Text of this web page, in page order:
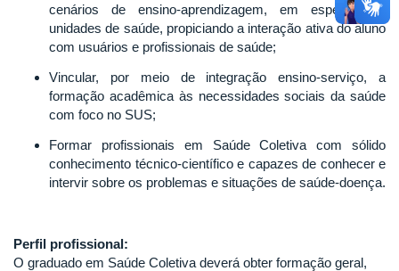
cenários de ensino-aprendizagem, em especial as
unidades de saúde, propiciando a interação ativa do aluno
com usuários e profissionais de saúde;
Vincular, por meio de integração ensino-serviço, a
formação acadêmica às necessidades sociais da saúde
com foco no SUS;
Formar profissionais em Saúde Coletiva com sólido
conhecimento técnico-científico e capazes de conhecer e
intervir sobre os problemas e situações de saúde-doença.
Perfil profissional:
O graduado em Saúde Coletiva deverá obter formação geral,